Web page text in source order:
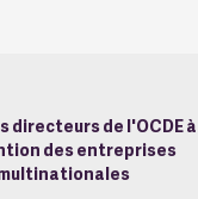
directeurs de l'OCDE à
des entreprises